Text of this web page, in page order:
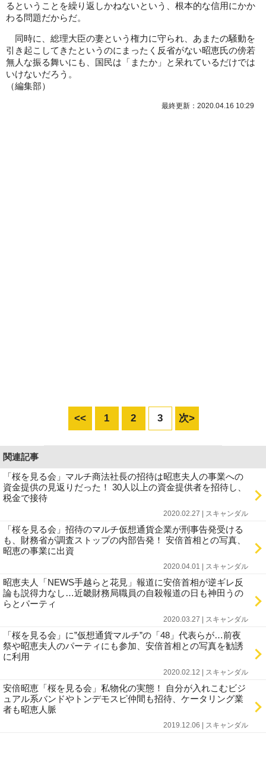
るということを繰り返しかねないという、根本的な信用にかか
わる問題だからだ。
同時に、総理大臣の妻という権力に守られ、あまたの騒動を
引き起こしてきたというのにまったく反省がない昭恵氏の傍若
無人な振る舞いにも、国民は「またか」と呆れているだけでは
いけないだろう。
（編集部）
最終更新：2020.04.16 10:29
<< 1 2 3 次>
関連記事
「桜を見る会」マルチ商法社長の招待は昭恵夫人の事業への
資金提供の見返りだった！ 30人以上の資金提供者を招待し、
税金で接待
2020.02.27 | スキャンダル
「桜を見る会」招待のマルチ仮想通貨企業が刑事告発受ける
も、財務省が調査ストップの内部告発！ 安倍首相との写真、
昭恵の事業に出資
2020.04.01 | スキャンダル
昭恵夫人「NEWS手越らと花見」報道に安倍首相が逆ギレ反
論も説得力なし…近畿財務局職員の自殺報道の日も神田うの
らとパーティ
2020.03.27 | スキャンダル
「桜を見る会」に”仮想通貨マルチ”の「48」代表らが…前夜
祭や昭恵夫人のパーティにも参加、安倍首相との写真を勧誘
に利用
2020.02.12 | スキャンダル
安倍昭恵「桜を見る会」私物化の実態！ 自分が入れこむビジ
ュアル系バンドやトンデモスピ仲間も招待、ケータリング業
者も昭恵人脈
2019.12.06 | スキャンダル